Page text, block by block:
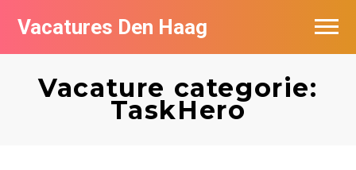
Vacatures Den Haag
Vacature categorie:
TaskHero
Vacatures per bedrijf in Den Haag
Populair